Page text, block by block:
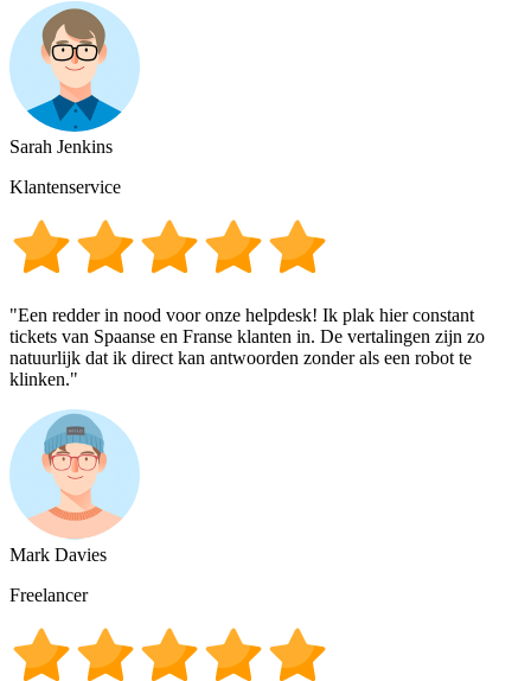
Sarah Jenkins
Klantenservice
"Een redder in nood voor onze helpdesk! Ik plak hier constant
tickets van Spaanse en Franse klanten in. De vertalingen zijn zo
natuurlijk dat ik direct kan antwoorden zonder als een robot te
klinken."
Mark Davies
Freelancer